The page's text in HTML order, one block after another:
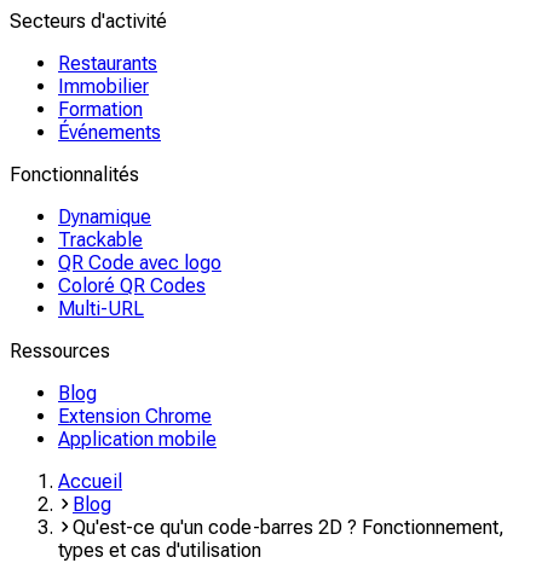
Secteurs d'activité
Restaurants
Immobilier
Formation
Événements
Fonctionnalités
Dynamique
Trackable
QR Code avec logo
Coloré QR Codes
Multi-URL
Ressources
Blog
Extension Chrome
Application mobile
Accueil
Blog
Qu'est-ce qu'un code-barres 2D ? Fonctionnement,
types et cas d'utilisation